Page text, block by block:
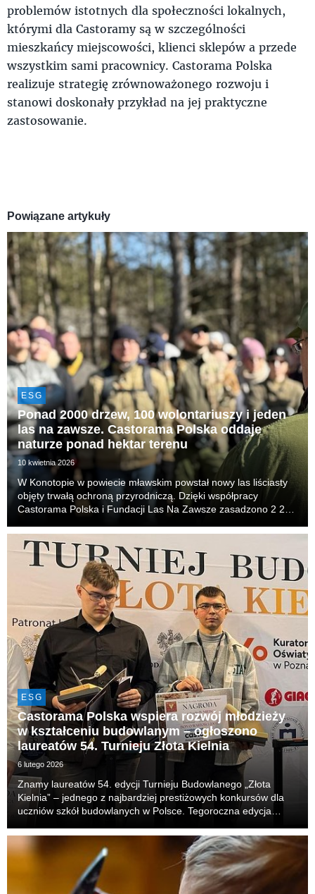
problemów istotnych dla społeczności lokalnych,
którymi dla Castoramy są w szczególności
mieszkańcy miejscowości, klienci sklepów a przede
wszystkim sami pracownicy. Castorama Polska
realizuje strategię zrównoważonego rozwoju i
stanowi doskonały przykład na jej praktyczne
zastosowanie.
Powiązane artykuły
ESG
Ponad 2000 drzew, 100 wolontariuszy i jeden
las na zawsze. Castorama Polska oddaje
naturze ponad hektar terenu
10 kwietnia 2026
W Konotopie w powiecie mławskim powstał nowy las liściasty
objęty trwałą ochroną przyrodniczą. Dzięki współpracy
Castorama Polska i Fundacji Las Na Zawsze zasadzono 2 200
wody, stabilność gleby i bioróżnorodność ...
ESG
Castorama Polska wspiera rozwój młodzieży
w kształceniu budowlanym – ogłoszono
laureatów 54. Turnieju Złota Kielnia
6 lutego 2026
Znamy laureatów 54. edycji Turnieju Budowlanego „Złota
Kielnia” – jednego z najbardziej prestiżowych konkursów dla
uczniów szkół budowlanych w Polsce. Tegoroczna edycja
pełniła tym razem rolę sponsora general...